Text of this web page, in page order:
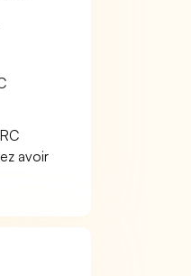
avoir